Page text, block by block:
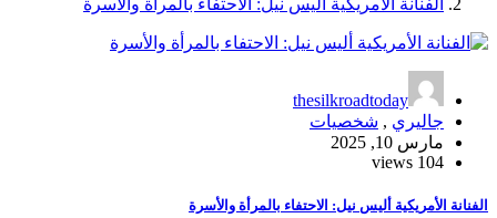
thesilkroadtoday
جاليري , شخصيات
مارس 10, 2025
104 views
الفنانة الأمريكية أليس نيل: الاحتفاء بالمرأة والأسرة